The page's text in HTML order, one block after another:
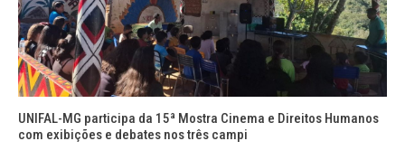
UNIFAL-MG participa da 15ª Mostra Cinema e Direitos Humanos
com exibições e debates nos três campi